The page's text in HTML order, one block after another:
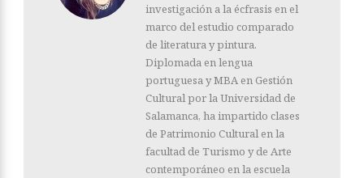
investigación a la écfrasis en el
marco del estudio comparado
de literatura y pintura.
Diplomada en lengua
portuguesa y MBA en Gestión
Cultural por la Universidad de
Salamanca, ha impartido clases
de Patrimonio Cultural en la
facultad de Turismo y de Arte
contemporáneo en la escuela